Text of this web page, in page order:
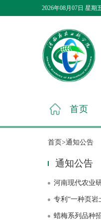
2026年08月07日 星期
首页
首页>通知公告
通知公告
河南现代农业
专利“一种页
蜡梅系列品种